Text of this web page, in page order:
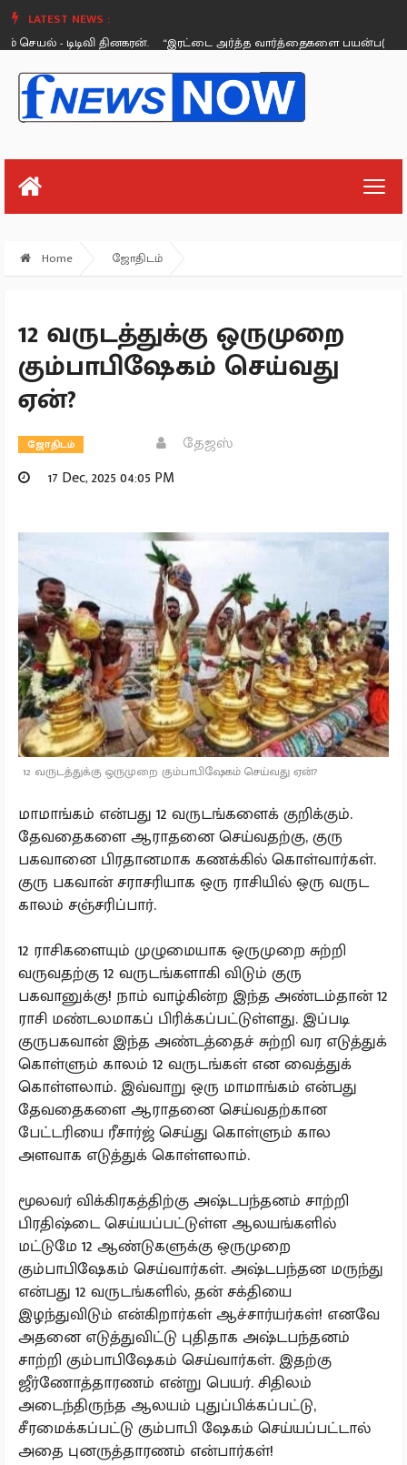
LATEST NEWS :
- டிடிவி தினகரன்.
“இரட்டை அர்த்த வார்த்தைகளை பயன்படுத்த
Thursday, August 26
Home ஜோதிடம்
12 வருடத்துக்கு ஒருமுறை
கும்பாபிஷேகம் செய்வது
ஏன்?
ஜோதிடம்
தேஜஸ்
17 Dec, 2025 04:05 PM
12 வருடத்துக்கு ஒருமுறை கும்பாபிஷேகம் செய்வது ஏன்?
மாமாங்கம் என்பது 12 வருடங்களைக் குறிக்கும்.
தேவதைகளை ஆராதனை செய்வதற்கு, குரு
பகவானை பிரதானமாக கணக்கில் கொள்வார்கள்.
குரு பகவான் சராசரியாக ஒரு ராசியில் ஒரு வருட
காலம் சஞ்சரிப்பார்.
12 ராசிகளையும் முழுமையாக ஒருமுறை சுற்றி
வருவதற்கு 12 வருடங்களாகி விடும் குரு
பகவானுக்கு! நாம் வாழ்கின்ற இந்த அண்டம்தான் 12
ராசி மண்டலமாகப் பிரிக்கப்பட்டுள்ளது. இப்படி
குருபகவான் இந்த அண்டத்தைச் சுற்றி வர எடுத்துக்
கொள்ளும் காலம் 12 வருடங்கள் என வைத்துக்
கொள்ளலாம். இவ்வாறு ஒரு மாமாங்கம் என்பது
தேவதைகளை ஆராதனை செய்வதற்கான
பேட்டரியை ரீசார்ஜ் செய்து கொள்ளும் கால
அளவாக எடுத்துக் கொள்ளலாம்.
மூலவர் விக்கிரகத்திற்கு அஷ்டபந்தனம் சாற்றி
பிரதிஷ்டை செய்யப்பட்டுள்ள ஆலயங்களில்
மட்டுமே 12 ஆண்டுகளுக்கு ஒருமுறை
கும்பாபிஷேகம் செய்வார்கள். அஷ்டபந்தன மருந்து
என்பது 12 வருடங்களில், தன் சக்தியை
இழந்துவிடும் என்கிறார்கள் ஆச்சார்யர்கள்! எனவே
அதனை எடுத்துவிட்டு புதிதாக அஷ்டபந்தனம்
சாற்றி கும்பாபிஷேகம் செய்வார்கள். இதற்கு
ஜீர்ணோத்தாரணம் என்று பெயர். சிதிலம்
அடைந்திருந்த ஆலயம் புதுப்பிக்கப்பட்டு,
சீரமைக்கப்பட்டு கும்பாபி ஷேகம் செய்யப்பட்டால்
அதை புனருத்தாரணம் என்பார்கள்!